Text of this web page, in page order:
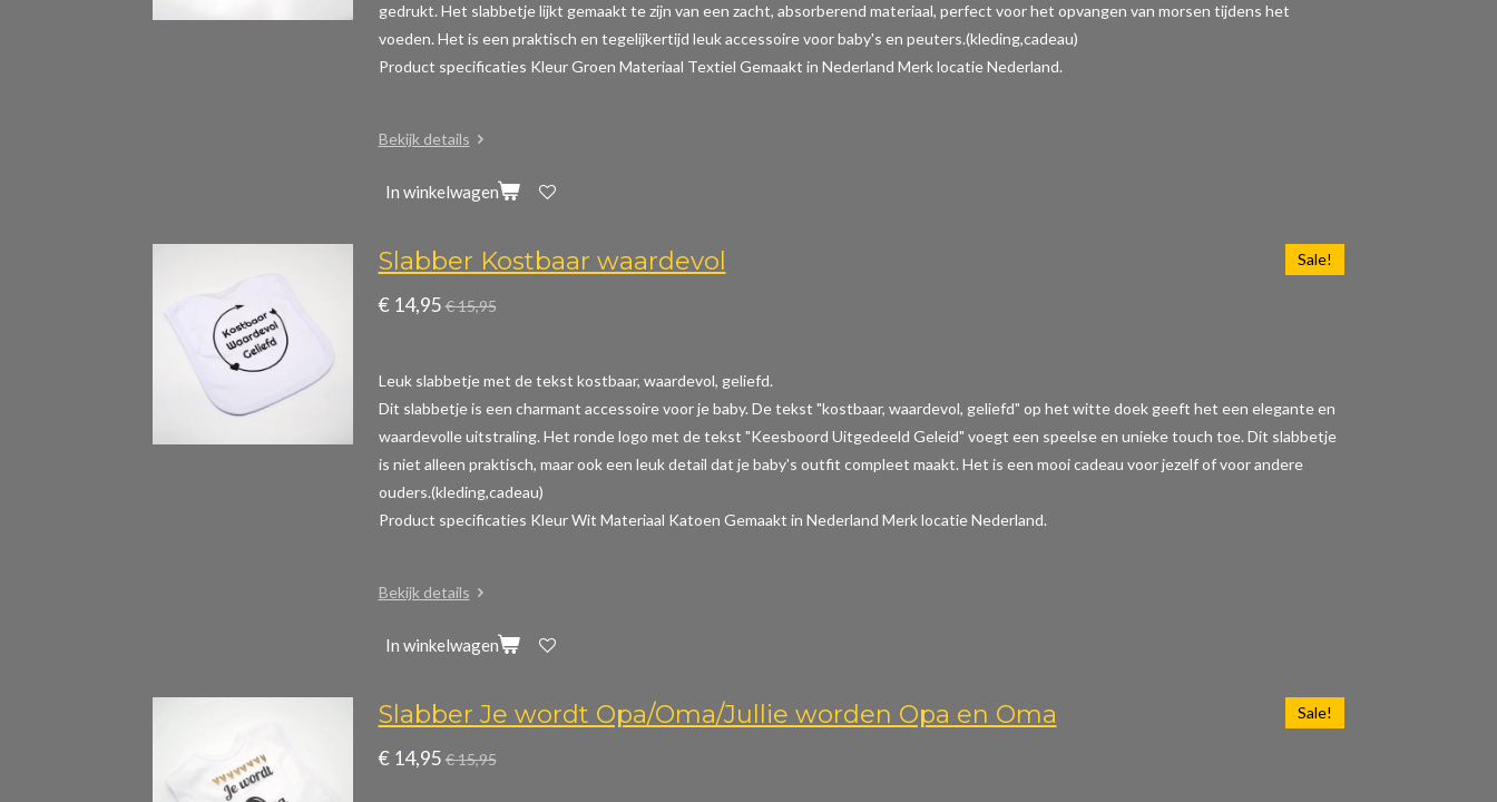
gedrukt. Het slabbetje lijkt gemaakt te zijn van een zacht, absorberend materiaal, perfect voor het opvangen van morsen tijdens het
voeden. Het is een praktisch en tegelijkertijd leuk accessoire voor baby's en peuters.(kleding,cadeau)
Product specificaties Kleur Groen Materiaal Textiel Gemaakt in Nederland Merk locatie Nederland.
Bekijk details
In winkelwagen
Sale!
Slabber Kostbaar waardevol
€ 14,95 € 15,95
Leuk slabbetje met de tekst kostbaar, waardevol, geliefd.
Dit slabbetje is een charmant accessoire voor je baby. De tekst "kostbaar, waardevol, geliefd" op het witte doek geeft het een elegante en
waardevolle uitstraling. Het ronde logo met de tekst "Keesboord Uitgedeeld Geleid" voegt een speelse en unieke touch toe. Dit slabbetje
is niet alleen praktisch, maar ook een leuk detail dat je baby's outfit compleet maakt. Het is een mooi cadeau voor jezelf of voor andere
ouders.(kleding,cadeau)
Product specificaties Kleur Wit Materiaal Katoen Gemaakt in Nederland Merk locatie Nederland.
Bekijk details
In winkelwagen
Sale!
Slabber Je wordt Opa/Oma/Jullie worden Opa en Oma
€ 14,95 € 15,95